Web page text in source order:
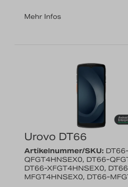
Mehr Infos
Urovo DT66
Artikelnummer/SKU:
QFGT4HNSEX0, DT66-
DT66-XFGT4HNSEX0,
MFGT4HNSEX0, DT66-